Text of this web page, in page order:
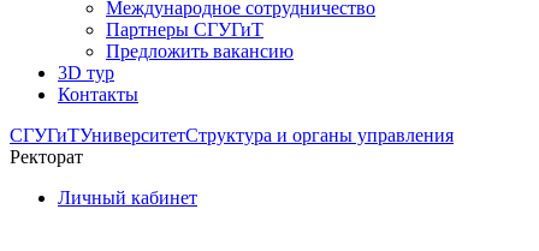
Международное сотрудничество
Партнеры СГУГиТ
Предложить вакансию
3D тур
Контакты
СГУГиТУниверситетСтруктура и органы управления
Ректорат
Личный кабинет